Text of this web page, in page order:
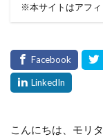
※本サイトはアフィ
こんにちは、モリタ